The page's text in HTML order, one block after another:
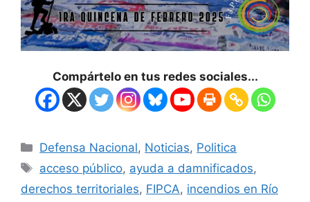
Compártelo en tus redes sociales...
Defensa Nacional, Noticias, Politica
acceso público, ayuda a damnificados,
derechos territoriales, FIPCA, incendios en Río